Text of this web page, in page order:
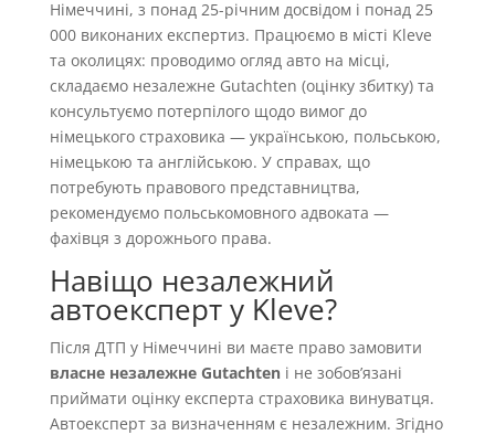
Німеччині, з понад 25-річним досвідом і понад 25
000 виконаних експертиз. Працюємо в місті Kleve
та околицях: проводимо огляд авто на місці,
складаємо незалежне Gutachten (оцінку збитку) та
консультуємо потерпілого щодо вимог до
німецького страховика — українською, польською,
німецькою та англійською. У справах, що
потребують правового представництва,
рекомендуємо польськомовного адвоката —
фахівця з дорожнього права.
Навіщо незалежний
автоексперт у Kleve?
Після ДТП у Німеччині ви маєте право замовити
власне незалежне Gutachtenі не зобовʼязані
приймати оцінку експерта страховика винуватця.
Автоексперт за визначенням є незалежним. Згідно